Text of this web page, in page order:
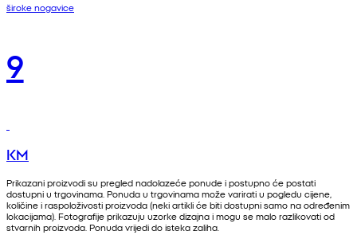
široke nogavice
9
KM
Prikazani proizvodi su pregled nadolazeće ponude i postupno će postati
dostupni u trgovinama. Ponuda u trgovinama može varirati u pogledu cijene,
količine i raspoloživosti proizvoda (neki artikli će biti dostupni samo na određenim
lokacijama). Fotografije prikazuju uzorke dizajna i mogu se malo razlikovati od
stvarnih proizvoda. Ponuda vrijedi do isteka zaliha.